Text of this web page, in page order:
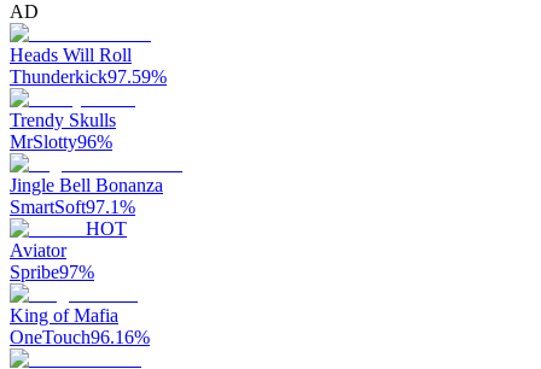
AD
Heads Will Roll
Thunderkick97.59%
Trendy Skulls
MrSlotty96%
Jingle Bell Bonanza
SmartSoft97.1%
HOT
Aviator
Spribe97%
King of Mafia
OneTouch96.16%